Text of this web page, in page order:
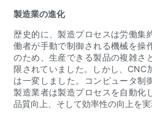
製造業の進化
歴史的に、製造プロセスは労働集
働者が手動で制御される機械を操
のため、生産できる製品の複雑さ
限されていました。しかし、CNC
は一変しました。コンピュータ制
製造業者は製造プロセスを自動化
品質向上、そして効率性の向上を実